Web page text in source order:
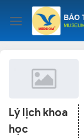
content
Lý lịch khoa
học